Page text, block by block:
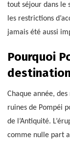
tout séjour dans le
les restrictions
jamais été aussi
Pourquoi
Chaque année,
ruines de Pompéi
de l’Antiquité.
comme nulle part